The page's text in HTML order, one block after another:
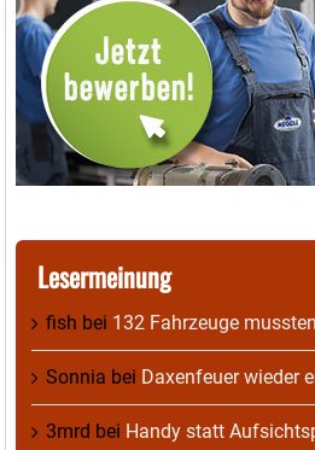
Lesermeinung
fish bei 132 Fahrzeuge
Sonnia bei Daxenfeuer wieder
3mrd bei Handy statt